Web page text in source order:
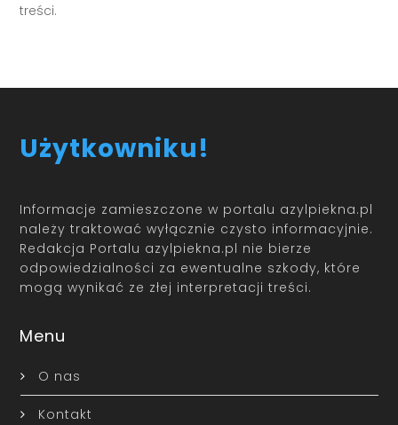
treści.
Użytkowniku!
Informacje zamieszczone w portalu azylpiekna.pl
należy traktować wyłącznie czysto informacyjnie.
Redakcja Portalu azylpiekna.pl nie bierze
odpowiedzialności za ewentualne szkody, które
mogą wynikać ze złej interpretacji treści.
Menu
O nas
Kontakt